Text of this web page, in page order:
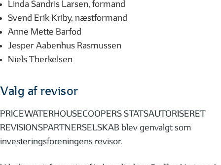
Linda Sandris Larsen, formand
Svend Erik Kriby, næstformand
Anne Mette Barfod
Jesper Aabenhus Rasmussen
Niels Therkelsen
Valg af revisor
PRICEWATERHOUSECOOPERS STATSAUTORISERET
REVISIONSPARTNERSELSKAB blev genvalgt som
investeringsforeningens revisor.